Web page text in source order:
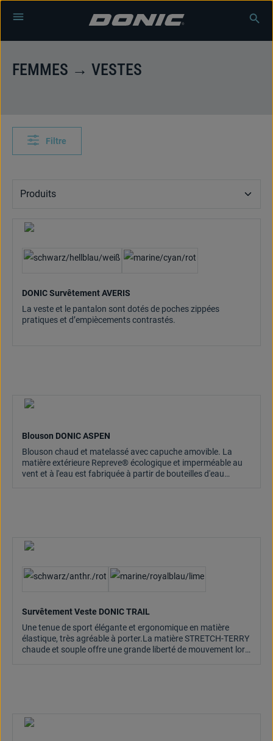
Passer au contenu principal
FEMMES → VESTES
Filtre
DONIC Survêtement AVERIS
La veste et le pantalon sont dotés de poches zippées
pratiques et d’empiècements contrastés.
Blouson DONIC ASPEN
Blouson chaud et matelassé avec capuche amovible. La
matière extérieure Repreve® écologique et imperméable au
vent et à l'eau est fabriquée à partir de bouteilles d'eau
Survêtement Veste DONIC TRAIL
Une tenue de sport élégante et ergonomique en matière
élastique, très agréable à porter.La matière STRETCH-TERRY
chaude et souple offre une grande liberté de mouvement lors